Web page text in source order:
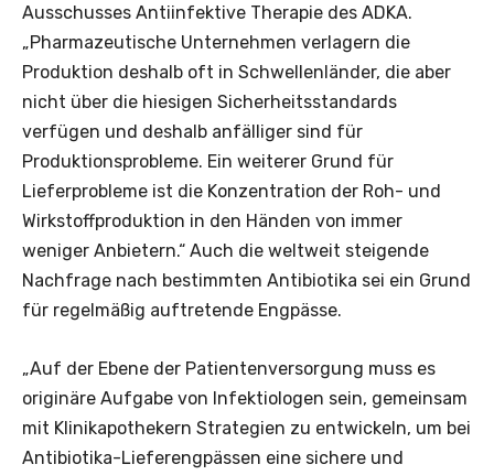
Ausschusses Antiinfektive Therapie des ADKA.
„Pharmazeutische Unternehmen verlagern die
Produktion deshalb oft in Schwellenländer, die aber
nicht über die hiesigen Sicherheitsstandards
verfügen und deshalb anfälliger sind für
Produktionsprobleme. Ein weiterer Grund für
Lieferprobleme ist die Konzentration der Roh- und
Wirkstoffproduktion in den Händen von immer
weniger Anbietern.“ Auch die weltweit steigende
Nachfrage nach bestimmten Antibiotika sei ein Grund
für regelmäßig auftretende Engpässe.
„Auf der Ebene der Patientenversorgung muss es
originäre Aufgabe von Infektiologen sein, gemeinsam
mit Klinikapothekern Strategien zu entwickeln, um bei
Antibiotika-Lieferengpässen eine sichere und